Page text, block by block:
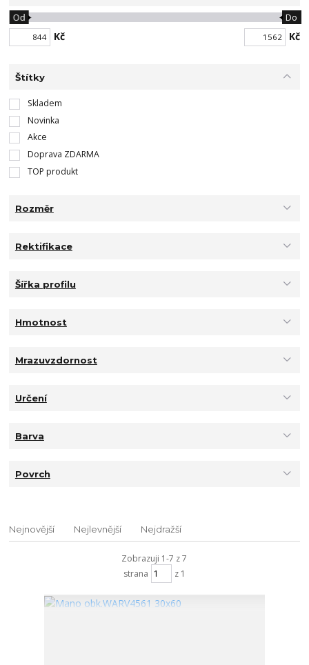
Kč
Od Do
Kč
Štítky
Skladem
Novinka
Akce
Doprava ZDARMA
TOP produkt
Rozměr
Rektifikace
Šířka profilu
Hmotnost
Mrazuvzdornost
Určení
Barva
Povrch
Nejnovější Nejlevnější Nejdražší
Zobrazuji 1-7 z 7
strana
z 1